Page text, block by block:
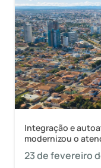
Integração e
modernizou o
23 de fevereiro